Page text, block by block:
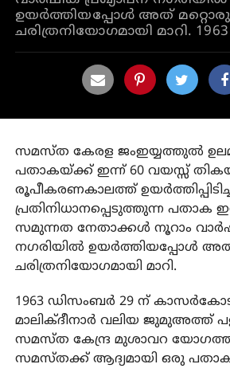
ഉയർത്തിയപ്പോൾ അത് മറ്റൊരു
ചരിത്രനിയോഗമായി മാറി.
സമസ്ത കേരള ജംഇയ്യത്തുൽ
പതാകയ്ക്ക് ഇന്ന് 60 വയസ്സ്
രൂപീകരണകാലത്ത്
പ്രതിനിധാനപ്പെടുത്തുന്ന
സമുന്നത നേതാക്കൾ നൂറാം
നഗരിയിൽ ഉയർത്തിയപ്പോൾ
ചരിത്രനിയോഗമായി മാറി.
1963 ഡിസംബർ 29 ന്
മാലിക്ദീനാർ വലിയ ജുമുഅത്ത്
സമസ്ത കേന്ദ്ര മുശാവറ
സമസ്തക്ക് ആദ്യമായി ഒരു